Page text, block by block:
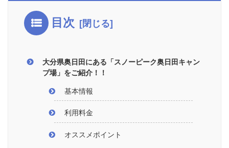
目次
大分県奥日田にある「スノーピーク奥日田キャン
プ場」をご紹介！！
基本情報
利用料金
オススメポイント